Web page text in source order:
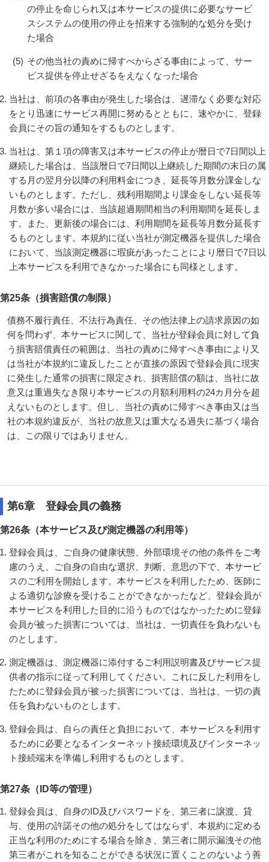
の停止を命じられ又は本サービスの提供に必要なサービ
スシステムの使用の停止を招来する強制的な処分を受け
た場合
(5) その他当社の責めに帰すべからざる事由によって、サー
ビス提供を停止せざるをえなくなった場合
当社は、前項の各事由が発生した場合は、遅滞なく必要な対応
をとり迅速にサービス再開に努めるとともに、速やかに、登録
会員にその旨の通知をするものとします。
当社は、第１項の障害又は本サービスの停止が暦日で7日間以上
継続した場合は、当該暦日で7日間以上継続した期間の末日の属
する月の翌月分以降の利用料金につき、延長等月数分課金しな
いものとします。ただし、残利用期間より課金をしない延長等
月数が多い場合には、当該超過期間相当の利用期間を延長しま
す。また、更新後の場合には、利用期間を延長等月数分延長す
るものとします。本規約に従い当社が測定機器を提供した場合
において、当該測定機器に瑕疵があったことにより暦日で7日以
上本サービスを利用できなかった場合にも同様とします。
第25条（損害賠償の制限）
債務不履行責任、不法行為責任、その他法律上の請求原因の如
何を問わず、本サービスに関して、当社が登録会員に対して負
う損害賠償責任の範囲は、当社の責めに帰すべき事由により又
は当社が本規約に違反したことが直接の原因で登録会員に現実
に発生した通常の損害に限定され、損害賠償の額は、当社に故
意又は重過失なき限り本サービスの月額利用料の24カ月分を超
えないものとします。但し、当社の責めに帰すべき事由又は当
社の本規約違反が、当社の故意又は重大なる過失に基づく場合
は、この限りではありません。
第6章 登録会員の義務
第26条（本サービス及び測定機器の利用等）
登録会員は、ご自身の健康状態、外部環境その他の条件をご考
慮のうえ、ご自身の自由な選択、判断、意思の下で、本サービ
スのご利用を開始します。本サービスを利用したため、医師に
よる適切な診療を受けることができなかったなど、登録会員が
本サービスを利用した目的に沿うものではなかったために登録
会員が被った損害については、当社は、一切責任を負わないも
のとします。
測定機器は、測定機器に添付するご利用説明書及びサービス提
供者の指示に従って利用してください。これに反した利用をし
たために登録会員が被った損害については、当社は、一切の責
任を負わないものとします。
登録会員は、自らの責任と負担において、本サービスを利用す
るために必要となるインターネット接続環境及びインターネッ
ト接続端末を準備し利用するものとします。
第27条（ID等の管理）
登録会員は、自身のID及びパスワードを、第三者に譲渡、貸
与、使用の許諾その他の処分をしてはならず、本規約に定める
正当な利用のためにする場合を除き、第三者に開示漏洩その他
第三者がこれを知ることができる状況に置くことのないよう善